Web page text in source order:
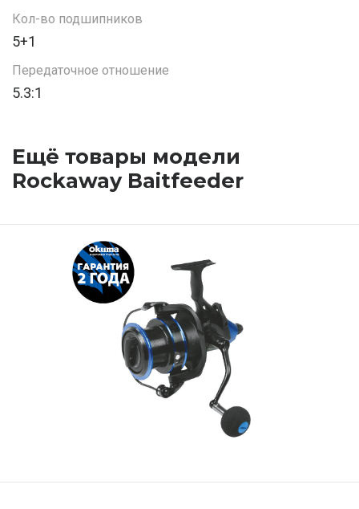
Кол-во подшипников
5+1
Передаточное отношение
5.3:1
Ещё товары модели
Rockaway Baitfeeder